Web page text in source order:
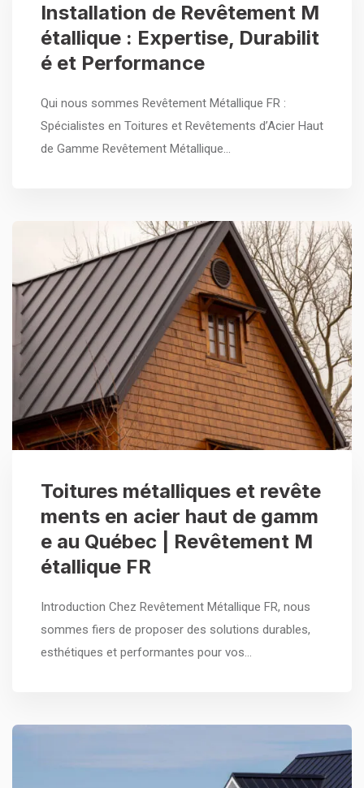
Installation de Revêtement M
étallique : Expertise, Durabilit
é et Performance
Qui nous sommes Revêtement Métallique FR :
Spécialistes en Toitures et Revêtements d’Acier Haut
de Gamme Revêtement Métallique…
Toitures métalliques et revête
ments en acier haut de gamm
e au Québec | Revêtement M
étallique FR
Introduction Chez Revêtement Métallique FR, nous
sommes fiers de proposer des solutions durables,
esthétiques et performantes pour vos…